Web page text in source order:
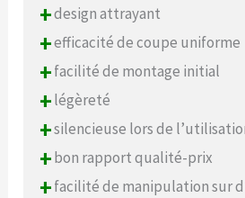
+design attrayant
+efficacité de coupe uniforme
+facilité de montage initial
+légèreté
+silencieuse lors de
+bon rapport qualité-prix
+facilité de manipulation sur